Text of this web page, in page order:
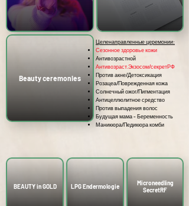
Beauty ceremonies
Целенаправленные церемонии:
Сезонное здоровье кожи
Антивозрастной
Антивозраст.Экзосом/секретРФ
Против акне/Детоксикация
Розацеа/Поврежденная кожа
Солнечный ожог/Пигментация
Антицеллюлитное средство
Против выпадения волос
Будущая мама - Беременность
Маникюра/Педикюра комби
BEAUTY in GOLD LPG Endermologie
Microneedling
SecretRF